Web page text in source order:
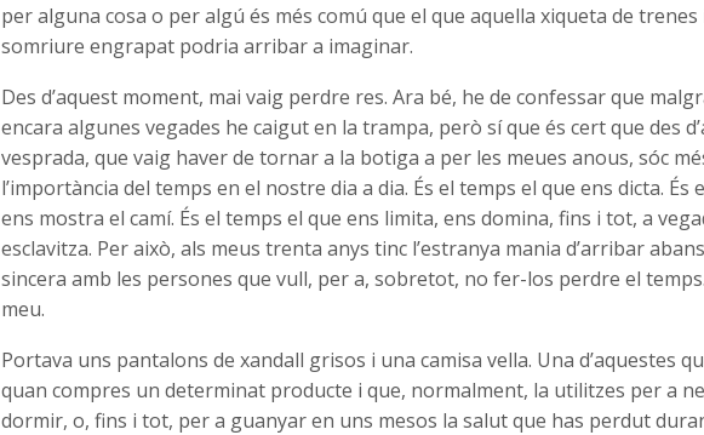
per alguna cosa o per algú és més comú que el que aquella xiqueta de
somriure engrapat podria arribar a imaginar.
Des d’aquest moment, mai vaig perdre res. Ara bé, he de confessar que
encara algunes vegades he caigut en la trampa, però sí que és cert que des
vesprada, que vaig haver de tornar a la botiga a per les meues anous, sóc
l’importància del temps en el nostre dia a dia. És el temps el que ens dicta. És
ens mostra el camí. És el temps el que ens limita, ens domina, fins i tot, a
esclavitza. Per això, als meus trenta anys tinc l’estranya mania d’arribar
sincera amb les persones que vull, per a, sobretot, no fer-los perdre el
meu.
Portava uns pantalons de xandall grisos i una camisa vella. Una d’aquestes
quan compres un determinat producte i que, normalment, la utilitzes per a
dormir, o, fins i tot, per a guanyar en uns mesos la salut que has perdut